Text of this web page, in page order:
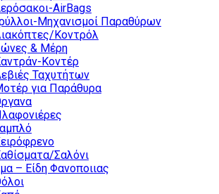
AirBags
Μηχανισμοί Παραθύρων
Κοντρόλ
& Μέρη
Κοντέρ
Ταχυτήτων
για Παράθυρα
Σαλόνι
– Είδη Φανοποιιας